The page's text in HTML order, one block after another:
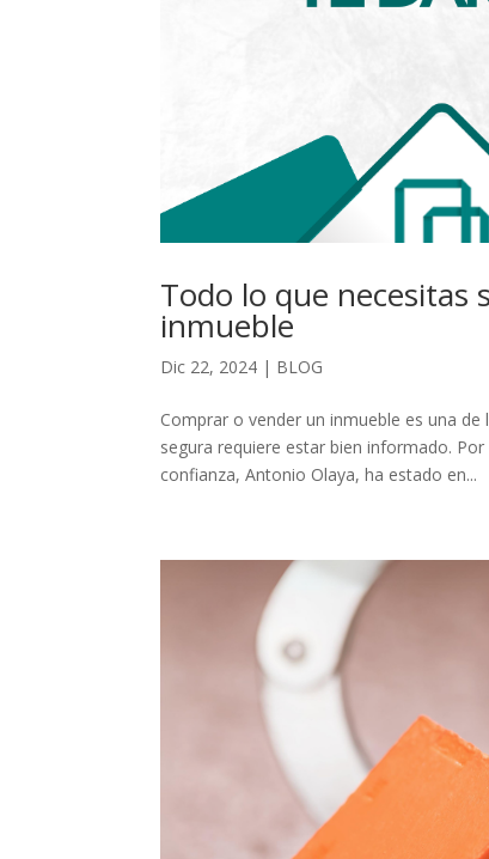
Todo lo que necesitas
inmueble
Dic 22, 2024 | BLOG
Comprar o vender un inmueble es una
segura requiere estar bien informado.
confianza, Antonio Olaya, ha estado en...